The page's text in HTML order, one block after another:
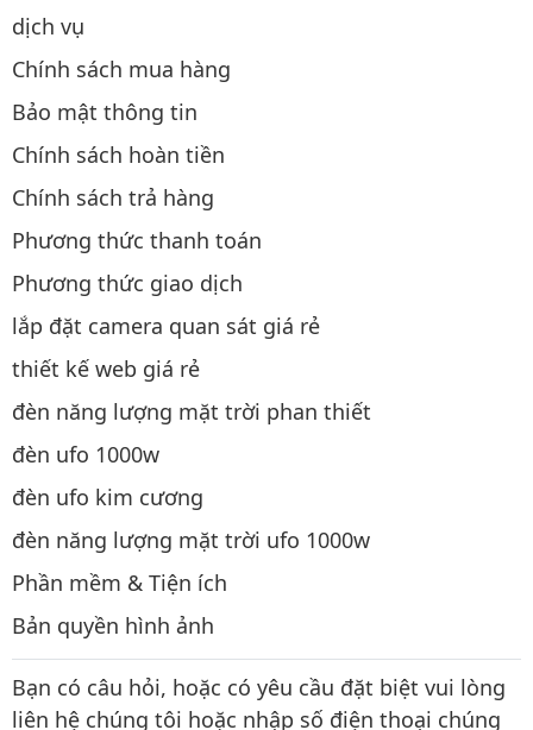
dịch vụ
Chính sách mua hàng
Bảo mật thông tin
Chính sách hoàn tiền
Chính sách trả hàng
Phương thức thanh toán
Phương thức giao dịch
lắp đặt camera quan sát giá rẻ
thiết kế web giá rẻ
đèn năng lượng mặt trời phan thiết
đèn ufo 1000w
đèn ufo kim cương
đèn năng lượng mặt trời ufo 1000w
Phần mềm & Tiện ích
Bản quyền hình ảnh
Bạn có câu hỏi, hoặc có yêu cầu đặt biệt vui lòng
liên hệ chúng tôi hoặc nhập số điện thoại chúng